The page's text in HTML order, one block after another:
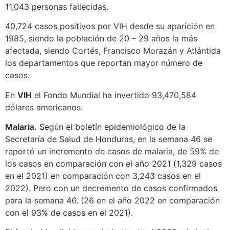
11,043 personas fallecidas.
40,724 casos positivos por VIH desde su aparición en
1985, siendo la población de 20 – 29 años la más
afectada, siendo Cortés, Francisco Morazán y Atlántida
los departamentos que reportan mayor número de
casos.
En VIH el Fondo Mundial ha invertido 93,470,584
dólares americanos.
Malaria. Según el boletín epidemiológico de la
Secretaría de Salud de Honduras, en la semana 46 se
reportó un incremento de casos de malaria, de 59% de
los casos en comparación con el año 2021 (1,329 casos
en el 2021) en comparación con 3,243 casos en el
2022). Pero con un decremento de casos confirmados
para la semana 46. (26 en el año 2022 en comparación
con el 93% de casos en el 2021).